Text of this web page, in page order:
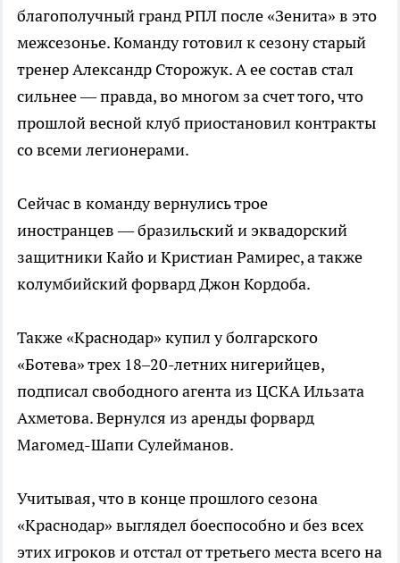
благополучный гранд РПЛ после «Зенита» в это
межсезонье. Команду готовил к сезону старый
тренер Александр Сторожук. А ее состав стал
сильнее — правда, во многом за счет того, что
прошлой весной клуб приостановил контракты
со всеми легионерами.
Сейчас в команду вернулись трое
иностранцев — бразильский и эквадорский
защитники Кайо и Кристиан Рамирес, а также
колумбийский форвард Джон Кордоба.
Также «Краснодар» купил у болгарского
«Ботева» трех 18–20-летних нигерийцев,
подписал свободного агента из ЦСКА Ильзата
Ахметова. Вернулся из аренды форвард
Магомед-Шапи Сулейманов.
Учитывая, что в конце прошлого сезона
«Краснодар» выглядел боеспособно и без всех
этих игроков и отстал от третьего места всего на